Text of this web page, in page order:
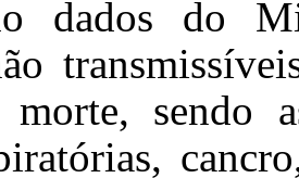
dados do
morte, sendo